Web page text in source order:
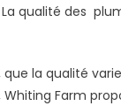
qualité des
que la qualité
Whiting Farm